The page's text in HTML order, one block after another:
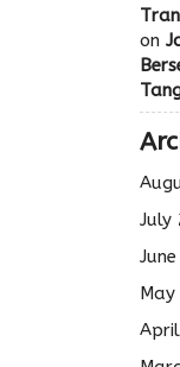
on
July